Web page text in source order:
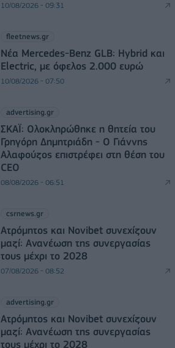
10/08/2026 - 09:31
fleetnews.gr
Νέα Mercedes-Benz GLB: Hybrid και
Electric, με όφελος 2.000 ευρώ
10/08/2026 - 07:50
advertising.gr
ΣΚΑΪ: Ολοκληρώθηκε η θητεία του
Γρηγόρη Δημητριάδη - Ο Γιάννης
Αλαφούζος επιστρέφει στη θέση του
CEO
08/08/2026 - 06:51
csrnews.gr
Ατρόμητος και Novibet συνεχίζουν
μαζί: Ανανέωση της συνεργασίας
τους μέχρι το 2028
07/08/2026 - 08:52
advertising.gr
Ατρόμητος και Novibet συνεχίζουν
μαζί: Ανανέωση της συνεργασίας
τους μέχρι το 2028